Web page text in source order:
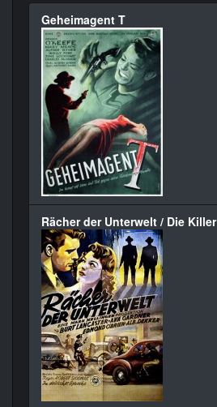
Geheimagent T
Rächer der Unterwelt / Die Killer